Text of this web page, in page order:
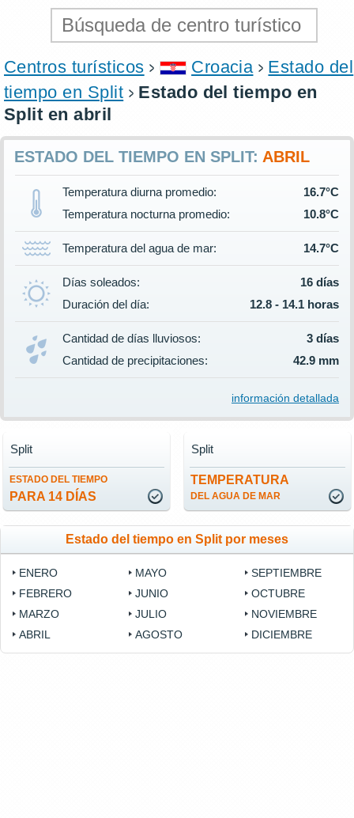
Centros turísticos Croacia
Estado del
tiempo en Split
Estado del tiempo en
Split en abril
ESTADO DEL TIEMPO EN SPLIT: ABRIL
Temperatura diurna promedio:
16.7°C
Temperatura nocturna promedio:
10.8°C
Temperatura del agua de mar: 14.7°C
Días soleados:
16 días
Duración del día:
12.8 - 14.1 horas
Cantidad de días lluviosos:
3 días
Cantidad de precipitaciones:
42.9 mm
información detallada
ESTADO DEL TIEMPO
PARA 14 DÍAS
Split
TEMPERATURA
DEL AGUA DE MAR
Split
Estado del tiempo en Split por meses
ENERO
FEBRERO
MARZO
ABRIL
MAYO
JUNIO
JULIO
AGOSTO
SEPTIEMBRE
OCTUBRE
NOVIEMBRE
DICIEMBRE